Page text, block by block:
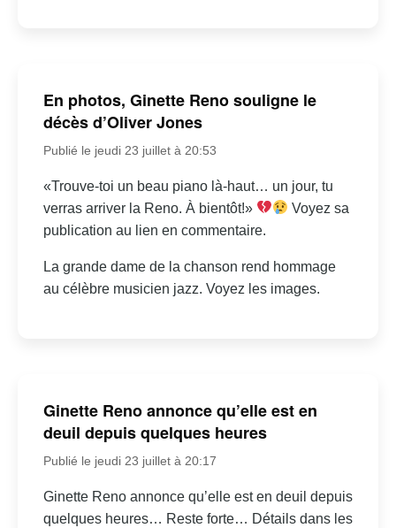
En photos, Ginette Reno souligne le
décès d’Oliver Jones
Publié le jeudi 23 juillet à 20:53
«Trouve-toi un beau piano là-haut… un jour, tu
verras arriver la Reno. À bientôt!»
Voyez sa
publication au lien en commentaire.
La grande dame de la chanson rend hommage
au célèbre musicien jazz. Voyez les images.
Ginette Reno annonce qu’elle est en
deuil depuis quelques heures
Publié le jeudi 23 juillet à 20:17
Ginette Reno annonce qu’elle est en deuil depuis
quelques heures… Reste forte… Détails dans les